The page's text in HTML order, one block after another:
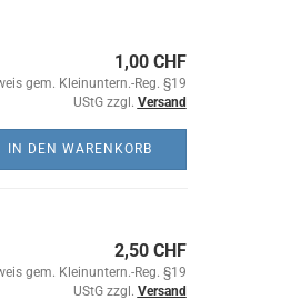
1,00 CHF
gem. Kleinuntern.-Reg. §19
UStG zzgl. Versand
IN DEN WARENKORB
2,50 CHF
gem. Kleinuntern.-Reg. §19
UStG zzgl. Versand